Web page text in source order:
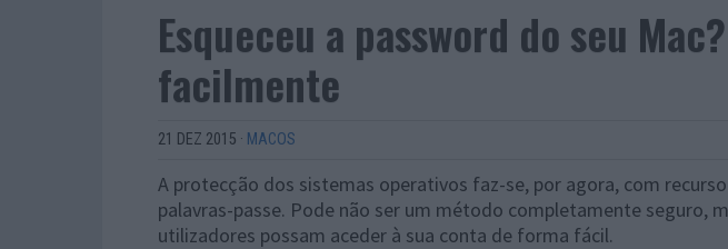
Esqueceu a password do seu
facilmente
21 DEZ 2015 · MACOS
A protecção dos sistemas operativos faz-se, por agora, com
palavras-passe. Pode não ser um método completamente seguro,
utilizadores possam aceder à sua conta de forma fácil.